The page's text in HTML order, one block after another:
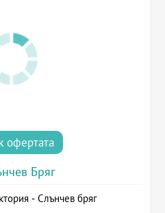
офертата
Бряг
- Слънчев бряг